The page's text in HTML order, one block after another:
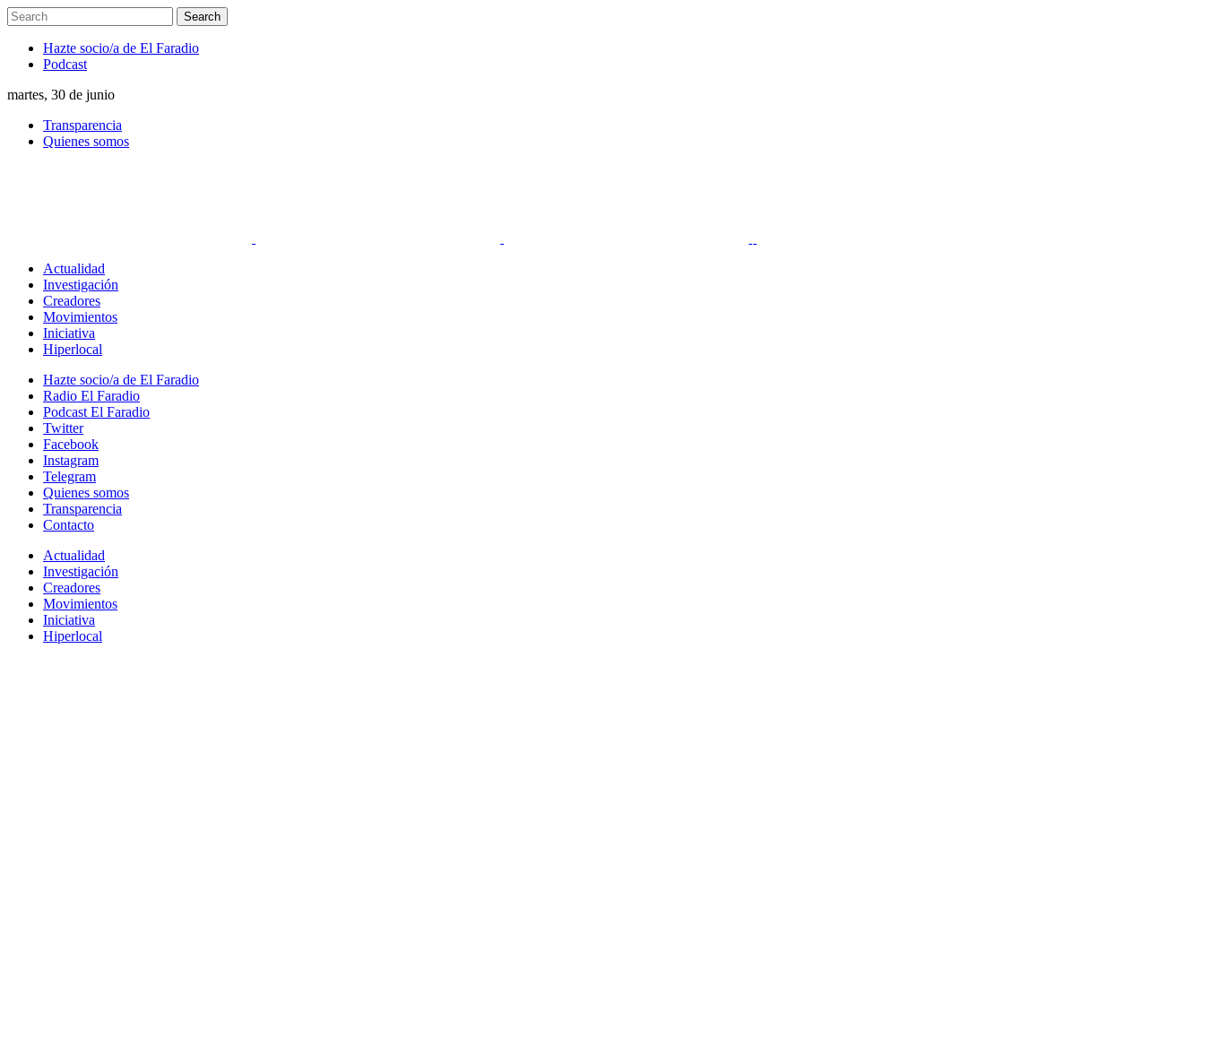
Hazte socio/a de El Faradio
Podcast
martes, 30 de junio
Transparencia
Quienes somos
Actualidad
Investigación
Creadores
Movimientos
Iniciativa
Hiperlocal
Hazte socio/a de El Faradio
Radio El Faradio
Podcast El Faradio
Twitter
Facebook
Instagram
Telegram
Quienes somos
Transparencia
Contacto
Actualidad
Investigación
Creadores
Movimientos
Iniciativa
Hiperlocal